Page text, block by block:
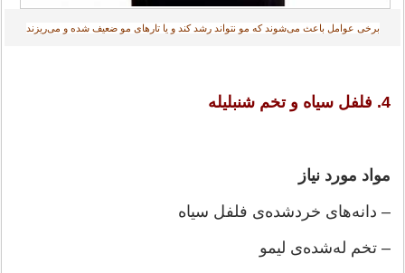
برخی عوامل باعث می‌شوند که مو نتواند رشد کند و یا تارهای مو ضعیف شده و می‌ریزند‎
4. فلفل سیاه و تخم شنبلیله
مواد مورد نیاز
– دانه‌های خردشده‌ی فلفل سیاه
– تخم له‌شده‌ی لیمو